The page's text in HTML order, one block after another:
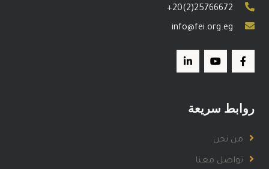
+20(2)25766672
info@fei.org.eg
روابط سريعة
من نحن
تواصل معنا